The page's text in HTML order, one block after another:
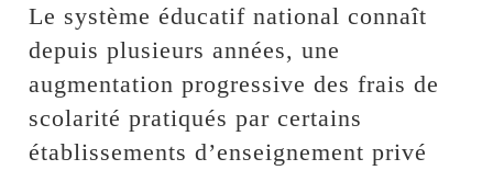
Le système éducatif national connaît
depuis plusieurs années, une
augmentation progressive des frais de
scolarité pratiqués par certains
établissements d’enseignement privé